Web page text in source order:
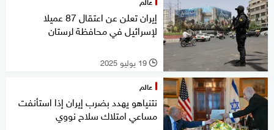
إيران تعلن عن اعتقال 87 عميلا
لإسرائيل في محافظة لرستان
l 19 يوليو 2025
عالم
نتنياهو يهدد بضرب إيران إذا استأنفت
مساعي امتلاك سلاح نووي